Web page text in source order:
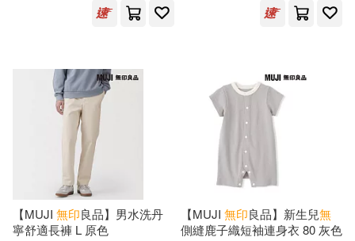
【MUJI 無印良品】男水洗丹
寧舒適長褲 L 原色
【MUJI 無印良品】新生兒無
側縫鹿子織短袖連身衣 80 灰色